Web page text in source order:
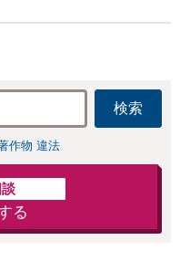
検索
作物 違法
る